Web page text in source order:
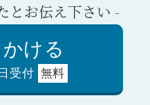
とお伝え下さい -
ける
受付 無料